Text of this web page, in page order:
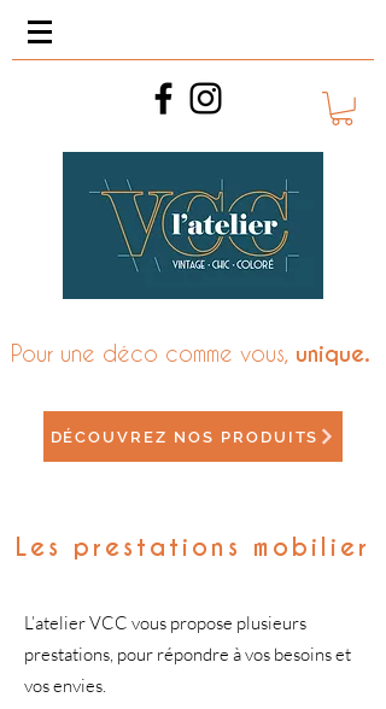
Pour une déco comme vous, unique.
DÉCOUVREZ NOS PRODUITS
Les prestations mobilier
L’atelier VCC vous propose plusieurs
prestations, pour répondre à vos besoins et
vos envies.